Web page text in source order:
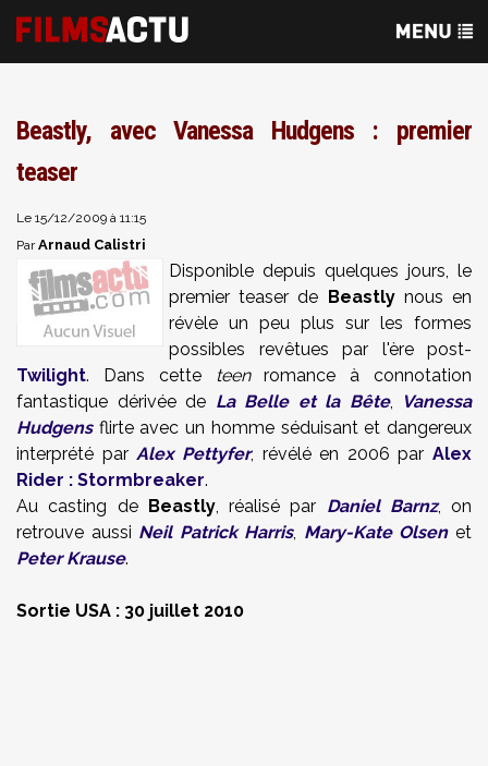
Beastly, avec Vanessa Hudgens : premier
teaser
Le 15/12/2009 à 11:15
ParArnaud Calistri
Disponible depuis quelques jours, le
premier teaser de Beastly nous en
révèle un peu plus sur les formes
possibles revêtues par l'ère post-
Twilight. Dans cette teenromance à connotation
fantastique dérivée de La Belle et la Bête,
Vanessa
Hudgensflirte avec un homme séduisant et dangereux
interprété parAlex Pettyfer, révélé en 2006 par Alex
Rider : Stormbreaker.
Au casting de Beastly, réalisé par Daniel Barnz, on
retrouve aussi Neil Patrick Harris, Mary-Kate Olsenet
Peter Krause.
Sortie USA : 30 juillet 2010